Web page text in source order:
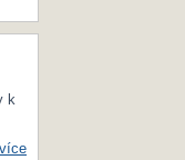
k
více